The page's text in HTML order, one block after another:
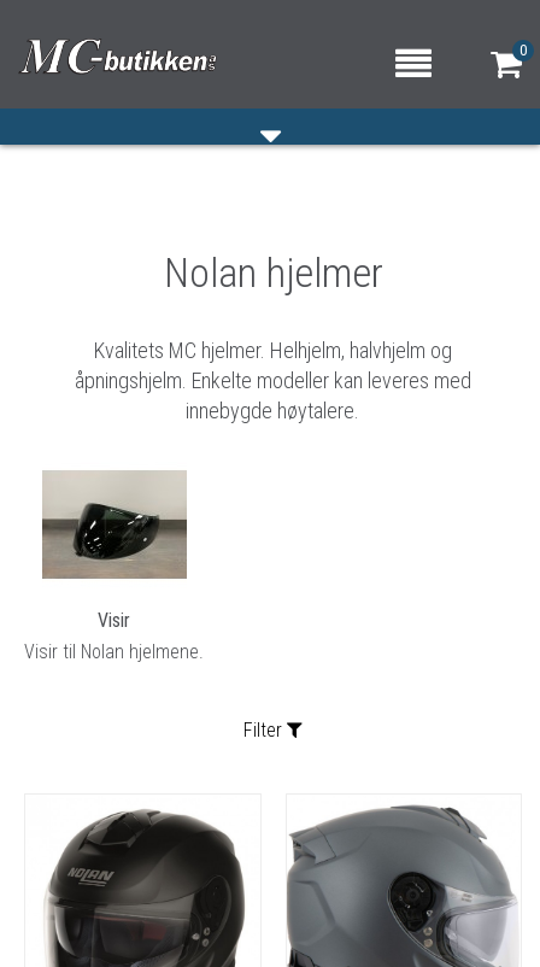
0
KONTAKT OSS
Nolan hjelmer
Kvalitets MC hjelmer. Helhjelm, halvhjelm og
åpningshjelm. Enkelte modeller kan leveres med
innebygde høytalere.
Visir
Visir til Nolan hjelmene.
Filter